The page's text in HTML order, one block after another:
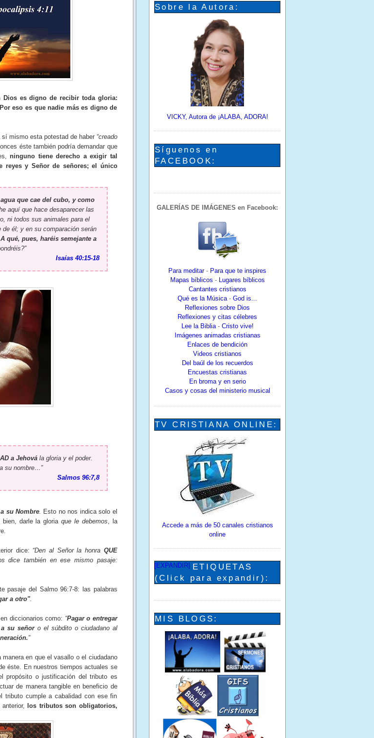
Dios es digno de recibir toda gloria:
eso es que nadie más es digno de
mismo esta potestad de haber “creado
éste también podría demandar que
ninguno tiene derecho a exigir tal
reyes y Señor de señores; el único
que cae del cubo, y como
aquí que hace desaparecer las
ni todos sus animales para el
él; y en su comparación serán
qué, pues, haréis semejante a
Isaías 40:15-18
a Jehová la gloria y el poder.
a su nombre…”
Salmos 96:7,8
su Nombre.
Esto no nos indica solo el
bien, darle la gloriaque le debemos , la
dice: “Den al Señor la honra QUE
dice también en ese mismo pasaje:
pasaje del Salmo 96:7-8: las palabras
a otro".
diccionarios como: “Pagar o entregar
su señoro el súbdito o ciudadano al
”
en que el vasallo o el ciudadano
éste. En nuestros tiempos actuales se
propósito o justificación del tributo es
de manera tangible en beneficio de
tributo cumple a cabalidad con ese fin
los tributos son obligatorios,
Sobre la Autora:
VICKY, Autora de ¡ALABA, ADORA!
Síguenos en
FACEBOOK:
GALERÍAS DE IMÁGENES en Facebook:
Para meditar- Para que te inspires
Mapas bíblicos -
Lugares bíblicos
Cantantes cristianos
Qué es la Música - God is...
Reflexiones sobre Dios
Reflexiones y citas célebres
Lee la Biblia- Cristo vive!
Imágenes animadas cristianas
Enlaces de bendición
Videos cristianos
Del baúl de los recuerdos
Encuestas cristianas
En broma y en serio
Casos y cosas del ministerio musical
TV CRISTIANA ONLINE:
Accede a más de 50 canales cristianos
online
[EXPANDIR]
ETIQUETAS
(Click para expandir):
MIS BLOGS: